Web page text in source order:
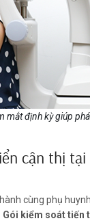
mắt định kỳ giúp
cận thị
cùng phụ
Gói kiểm soát